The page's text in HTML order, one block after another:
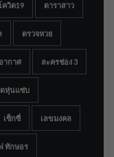
ควิด19 ดาราสาว
ตรวจหวย
ากาศ ละครช่อง 3
หุ่นแซ่บ
เซ็กซี่ เลขมงคล
ทักษอร